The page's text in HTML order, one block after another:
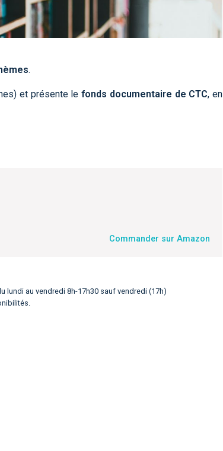
.
et présente lefonds documentaire de CTC, en
Commander sur Amazon
lundi au vendredi 8h-17h30 sauf vendredi (17h)